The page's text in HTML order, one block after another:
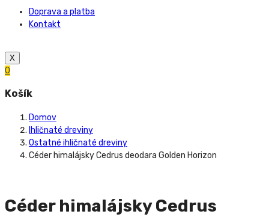
Doprava a platba
Kontakt
X
0
Košík
Domov
Ihličnaté dreviny
Ostatné ihličnaté dreviny
Céder himalájsky Cedrus deodara Golden Horizon
Céder himalájsky Cedrus